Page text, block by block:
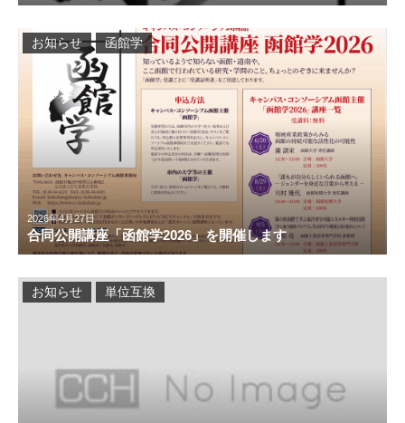
2026年4月27日
合同公開講座「函館学2026」を開催します
お知らせ 函館学
お知らせ 単位互換